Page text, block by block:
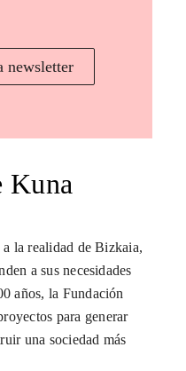
newsletter
Kuna
la realidad de Bizkaia,
a sus necesidades
años, la Fundación
para generar
una sociedad más